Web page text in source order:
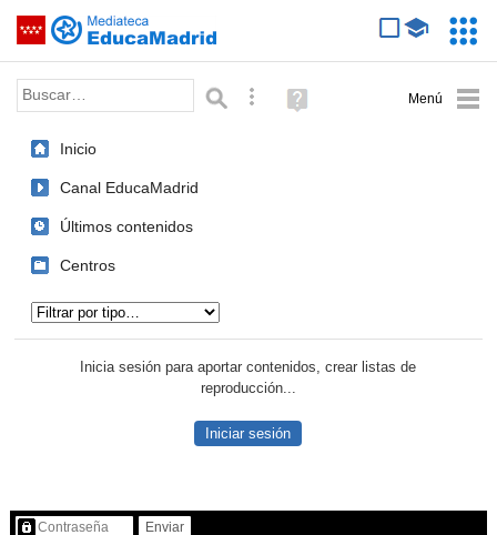
Saltar navegación
Palabra o frase: Búsqueda avanzada
Ayuda
(en
Inicio
Canal EducaMadrid
Últimos contenidos
Centros
Inicia sesión para aportar contenidos, crear listas de
reproducción...
Iniciar sesión
Contenido protegido…